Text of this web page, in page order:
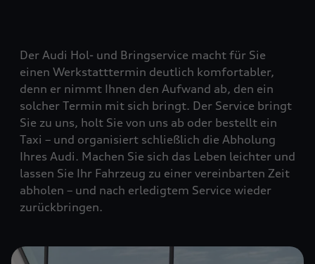
Der Audi Hol- und Bringservice macht für Sie
einen Werkstatttermin deutlich komfortabler,
denn er nimmt Ihnen den Aufwand ab, den ein
solcher Termin mit sich bringt. Der Service bringt
Sie zu uns, holt Sie von uns ab oder bestellt ein
Taxi – und organisiert schließlich die Abholung
Ihres Audi. Machen Sie sich das Leben leichter und
lassen Sie Ihr Fahrzeug zu einer vereinbarten Zeit
abholen – und nach erledigtem Service wieder
zurückbringen.